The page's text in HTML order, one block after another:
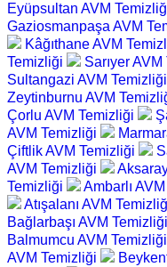
Eyüpsultan AVM
Gaziosmanpaşa AVM
Kâğıthane AVM
Temizliği
Sarıyer
Sultangazi AVM Temizliği
Zeytinburnu AVM
Çorlu AVM Temizliği
AVM Temizliği
Çiftlik AVM Temizliği
AVM Temizliği
Temizliği
Ambarlı
Atışalanı AVM
Bağlarbaşı AVM Temizliği
Balmumcu AVM Temizliği
AVM Temizliği